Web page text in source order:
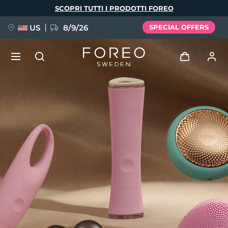
SCOPRI TUTTI I PRODOTTI FOREO
US 8/9/26 SPECIAL OFFERS
Profilo utente
I miei dispositivi
I miei ordini
I miei indirizzi
I miei abbonamenti
FAQ™ Pure Beauty-Tech Elixir
issa™ Teeth Whitening Set
English Deutsch
Español
Français
Português
Svenska
Русский
Türkçe
简体中文